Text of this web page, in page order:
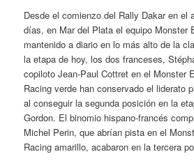
Desde el comienzo del Rally Dakar en el
días, en Mar del Plata el equipo Monster
mantenido a diario en lo más alto de la
la etapa de hoy, los dos franceses,
copiloto Jean-Paul Cottret en el Monster
Racing verde han conservado el liderato
al conseguir la segunda posición en la
Gordon. El binomio hispano-francés
Michel Perin, que abrían pista en el
Racing amarillo, acabaron en la tercera